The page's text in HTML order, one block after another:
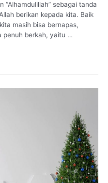
sebagai tanda
berikan kepada kita. Baik
masih bisa bernapas,
penuh berkah, yaitu …